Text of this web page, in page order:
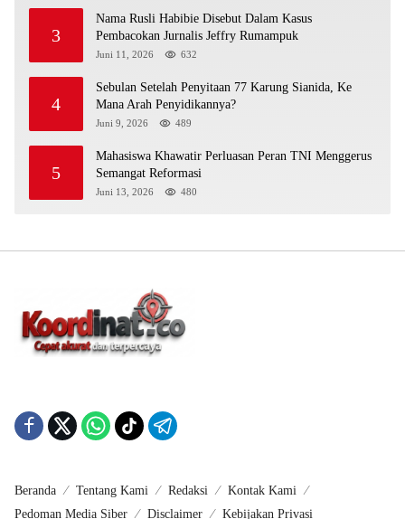
3
Nama Rusli Habibie Disebut Dalam Kasus
Pembacokan Jurnalis Jeffry Rumampuk
Juni 11, 2026 632
4
Sebulan Setelah Penyitaan 77 Karung Sianida, Ke
Mana Arah Penyidikannya?
Juni 9, 2026 489
5
Mahasiswa Khawatir Perluasan Peran TNI Menggerus
Semangat Reformasi
Juni 13, 2026 480
Beranda Tentang Kami Redaksi
Kontak Kami
Pedoman Media Siber
Disclaimer Kebijakan Privasi